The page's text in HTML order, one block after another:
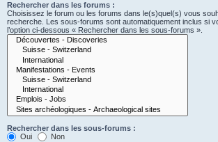
Rechercher dans les forums :
Choisissez le forum ou les forums dans le(s)quel(s) vous
recherche. Les sous-forums sont automatiquement inclus si
l’option ci-dessous « Rechercher dans les sous-forums ».
Rechercher dans les sous-forums :
Oui
Non